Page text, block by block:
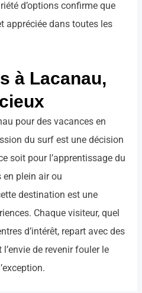
d’options confirme que
appréciée dans toutes les
à Lacanau,
pour des vacances en
du surf est une décision
soit pour l’apprentissage du
plein air ou
destination est une
Chaque visiteur, quel
d’intérêt, repart avec des
de revenir fouler le